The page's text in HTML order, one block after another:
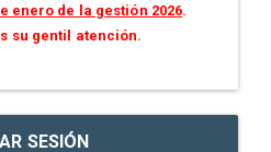
enero de la gestión 2026.
su gentil atención.
SESIÓN